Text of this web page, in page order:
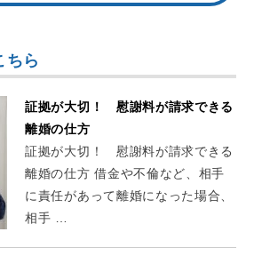
ちら
証拠が大切！ 慰謝料が請求できる
離婚の仕方
証拠が大切！ 慰謝料が請求できる
離婚の仕方 借金や不倫など、相手
に責任があって離婚になった場合、
相手 …